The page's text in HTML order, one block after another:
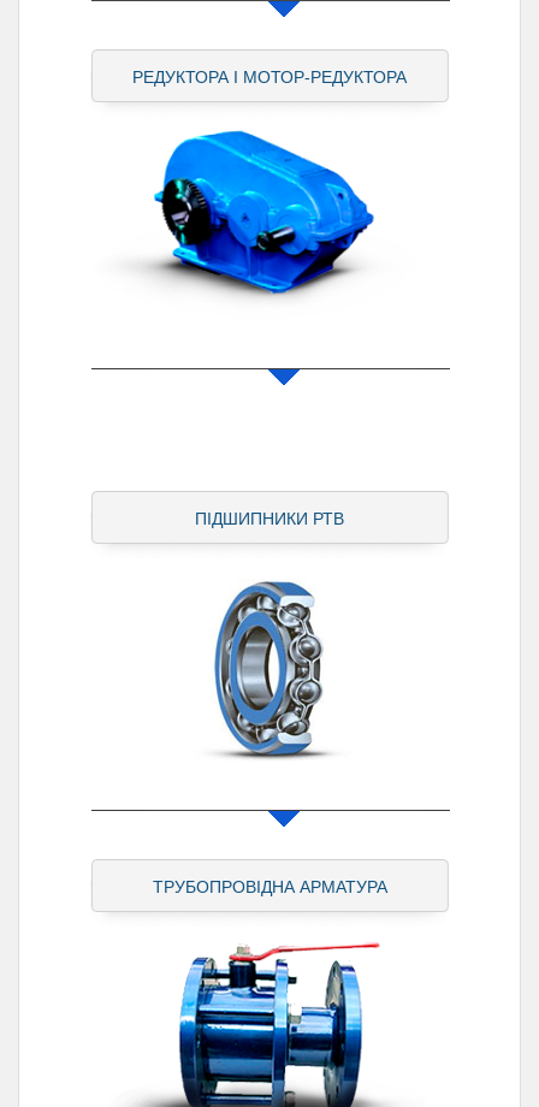
РЕДУКТОРА І МОТОР-РЕДУКТОРА
ПІДШИПНИКИ РТВ
ТРУБОПРОВІДНА АРМАТУРА